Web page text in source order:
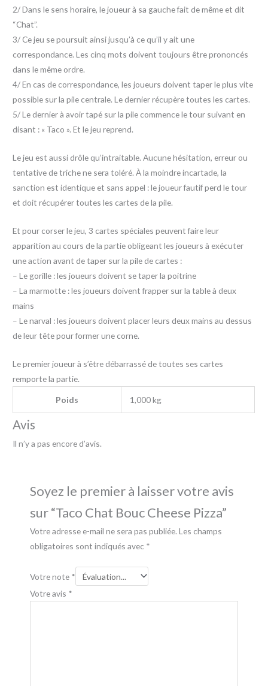
2/ Dans le sens horaire, le joueur à sa gauche fait de même et dit
“Chat”.
3/ Ce jeu se poursuit ainsi jusqu’à ce qu’il y ait une
correspondance. Les cinq mots doivent toujours être prononcés
dans le même ordre.
4/ En cas de correspondance, les joueurs doivent taper le plus vite
possible sur la pile centrale. Le dernier récupère toutes les cartes.
5/ Le dernier à avoir tapé sur la pile commence le tour suivant en
disant : « Taco ». Et le jeu reprend.
Le jeu est aussi drôle qu’intraitable. Aucune hésitation, erreur ou
tentative de triche ne sera toléré. À la moindre incartade, la
sanction est identique et sans appel : le joueur fautif perd le tour
et doit récupérer toutes les cartes de la pile.
Et pour corser le jeu, 3 cartes spéciales peuvent faire leur
apparition au cours de la partie obligeant les joueurs à exécuter
une action avant de taper sur la pile de cartes :
– Le gorille : les joueurs doivent se taper la poitrine
– La marmotte : les joueurs doivent frapper sur la table à deux
mains
– Le narval : les joueurs doivent placer leurs deux mains au dessus
de leur tête pour former une corne.
Le premier joueur à s’être débarrassé de toutes ses cartes
remporte la partie.
Poids 1,000 kg
Avis
Il n’y a pas encore d’avis.
Soyez le premier à laisser votre avis
sur “Taco Chat Bouc Cheese Pizza”
Votre adresse e-mail ne sera pas publiée. Les champs
obligatoires sont indiqués avec *
Votre note *
Votre avis *